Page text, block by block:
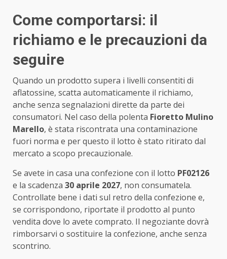
Come comportarsi: il
richiamo e le precauzioni da
seguire
Quando un prodotto supera i livelli consentiti di
aflatossine, scatta automaticamente il richiamo,
anche senza segnalazioni dirette da parte dei
consumatori. Nel caso della polenta Fioretto Mulino
Marello, è stata riscontrata una contaminazione
fuori norma e per questo il lotto è stato ritirato dal
mercato a scopo precauzionale.
Se avete in casa una confezione con il lotto PF02126
e la scadenza 30 aprile 2027, non consumatela.
Controllate bene i dati sul retro della confezione e,
se corrispondono, riportate il prodotto al punto
vendita dove lo avete comprato. Il negoziante dovrà
rimborsarvi o sostituire la confezione, anche senza
scontrino.